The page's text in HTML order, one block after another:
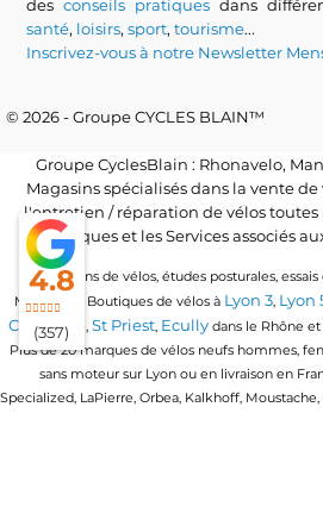
desconseils pratiques dans
santé, loisirs,sport,tourisme...
Inscrivez-vous à notre Newsletter
© 2026 - Groupe CYCLES BLAIN™
Groupe CyclesBlain : Rhonavelo,
Magasins spécialisés dans la vente de
l'entretien / réparation de vélos
électriques et les Services associés
Locations de vélos, études posturales,
Magasins / Boutiques de vélos à Lyon 3, Lyon
Craponne, St Priest, Ecully dans le Rhône
Plus de 20 marques de vélos neufs hommes,
sans moteur sur Lyon ou en livraison en
Specialized, LaPierre, Orbea, Kalkhoff,
4.8
(357)